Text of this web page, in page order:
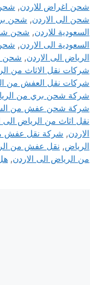
شحن اغراض للاردن,
شحن الى الاردن, شحن
السعودية للاردن, شحن
السعودية الى الاردن,
الرياض الى الاردن, شحن
شركات نقل الاثاث من
شركات نقل العفش من
شركة شحن بري من
شركة شحن عفش من
نقل اثاث من الرياض الى
الاردن, شركة نقل عفش
الرياض, نقل عفش من
من الرياض الى الاردن,